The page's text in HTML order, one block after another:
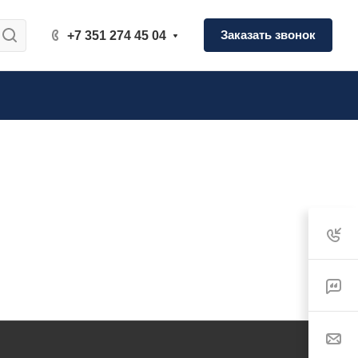
+7 351 274 45 04 Заказать звонок